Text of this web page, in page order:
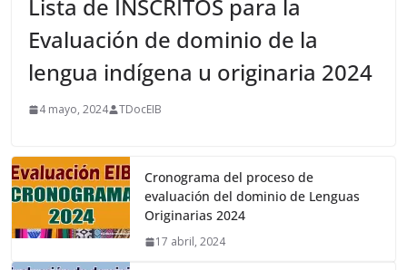
Lista de INSCRITOS para la
Evaluación de dominio de la
lengua indígena u originaria 2024
4 mayo, 2024 TDocEIB
Cronograma del proceso de
evaluación del dominio de Lenguas
Originarias 2024
17 abril, 2024